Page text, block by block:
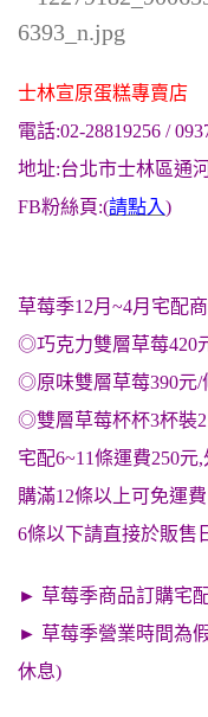
士林宣原蛋糕專賣店
電話:02-28819256 /
地址:台北市士林區通
FB粉絲頁:(請點入)
草莓季12月~4月宅配
◎巧克力雙層草莓420
◎原味雙層草莓390元/
◎雙層草莓杯杯3杯裝
宅配6~11條運費250
購滿12條以上可免運費
6條以下請直接於販售
► 草莓季商品訂購宅
► 草莓季營業時間為
休息)